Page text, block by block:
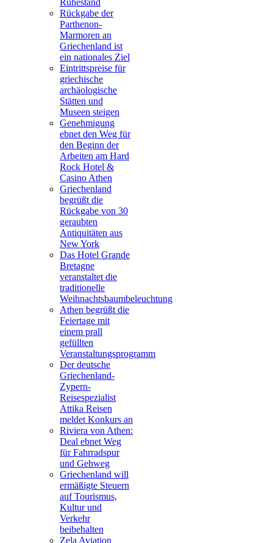
Ruhestand
Rückgabe der
Parthenon-
Marmoren an
Griechenland ist
ein nationales Ziel
Eintrittspreise für
griechische
archäologische
Stätten und
Museen steigen
Genehmigung
ebnet den Weg für
den Beginn der
Arbeiten am Hard
Rock Hotel &
Casino Athen
Griechenland
begrüßt die
Rückgabe von 30
geraubten
Antiquitäten aus
New York
Das Hotel Grande
Bretagne
veranstaltet die
traditionelle
Weihnachtsbaumbeleuchtung
Athen begrüßt die
Feiertage mit
einem prall
gefüllten
Veranstaltungsprogramm
Der deutsche
Griechenland-
Zypern-
Reisespezialist
Attika Reisen
meldet Konkurs an
Riviera von Athen:
Deal ebnet Weg
für Fahrradspur
und Gehweg
Griechenland will
ermäßigte Steuern
auf Tourismus,
Kultur und
Verkehr
beibehalten
Zela Aviation